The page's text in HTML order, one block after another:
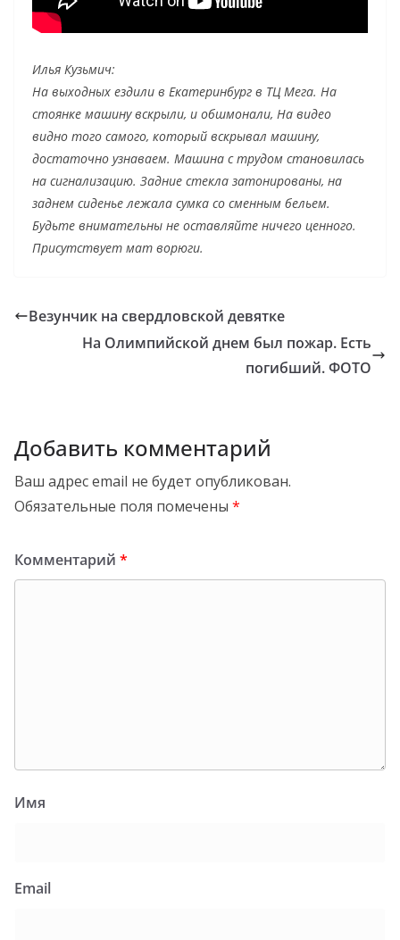
Илья Кузьмич:
На выходных ездили в Екатеринбург в ТЦ Мега. На
стоянке машину вскрыли, и обшмонали, На видео
видно того самого, который вскрывал машину,
достаточно узнаваем. Машина с трудом становилась
на сигнализацию. Задние стекла затонированы, на
заднем сиденье лежала сумка со сменным бельем.
Будьте внимательны не оставляйте ничего ценного.
Присутствует мат ворюги.
Везунчик на свердловской девятке
На Олимпийской днем был пожар. Есть
погибший. ФОТО
Добавить комментарий
Ваш адрес email не будет опубликован.
Обязательные поля помечены *
Комментарий *
Имя
Email